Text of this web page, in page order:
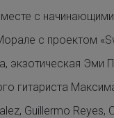
с
с проектом
экзотическая Эми
гитариста
Guillermo Reyes,